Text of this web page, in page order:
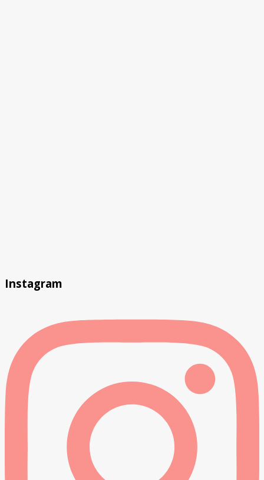
Instagram